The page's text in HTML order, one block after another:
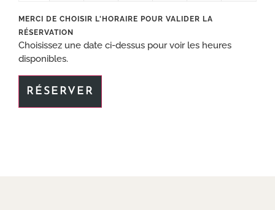
Choisissez une date ci-dessus pour voir les heures
disponibles.
RÉSERVER